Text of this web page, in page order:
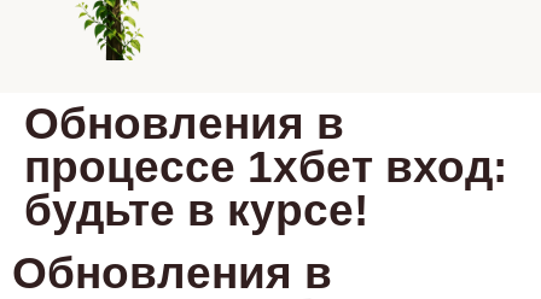
Обновления в
процессе 1хбет вход:
будьте в курсе!
Обновления в